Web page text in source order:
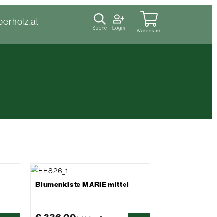
Suche Login Warenkorb
Blumenkiste MARIE mittel